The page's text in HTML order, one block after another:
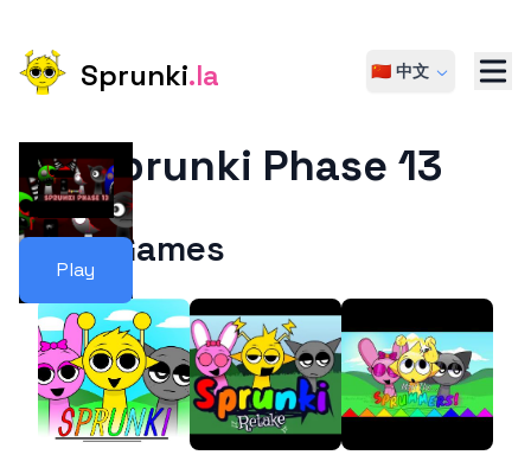
Sprunki.la 🇨🇳 中文
Play
Sprunki Phase 13
More Games